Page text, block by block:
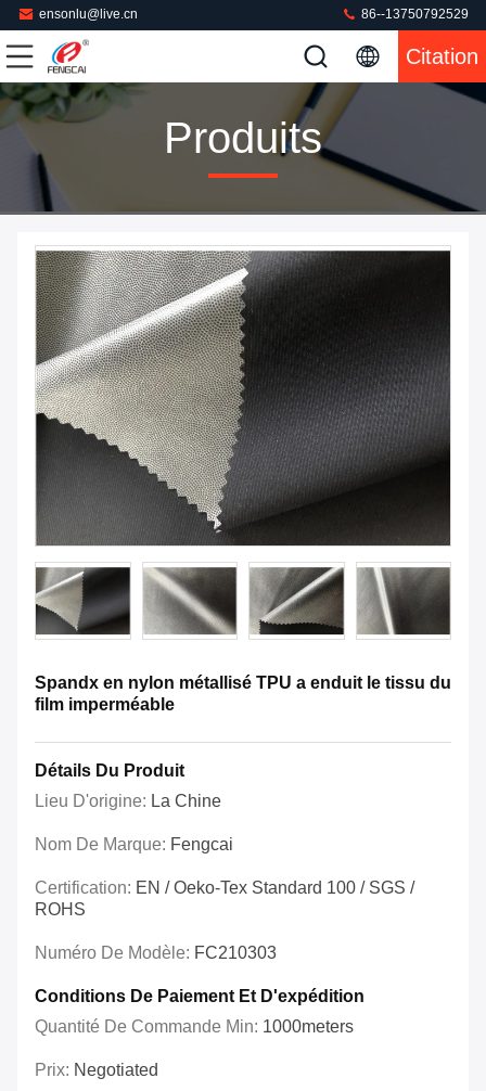
ensonlu@live.cn 86--13750792529
Citation
Produits
Spandx en nylon métallisé TPU a enduit le tissu du
film imperméable
Détails Du Produit
Lieu D'origine: La Chine
Nom De Marque: Fengcai
Certification: EN / Oeko-Tex Standard 100 / SGS /
ROHS
Numéro De Modèle: FC210303
Conditions De Paiement Et D'expédition
Quantité De Commande Min: 1000meters
Prix: Negotiated